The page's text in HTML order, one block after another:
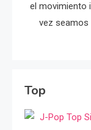
el movimiento
vez seamos
Top